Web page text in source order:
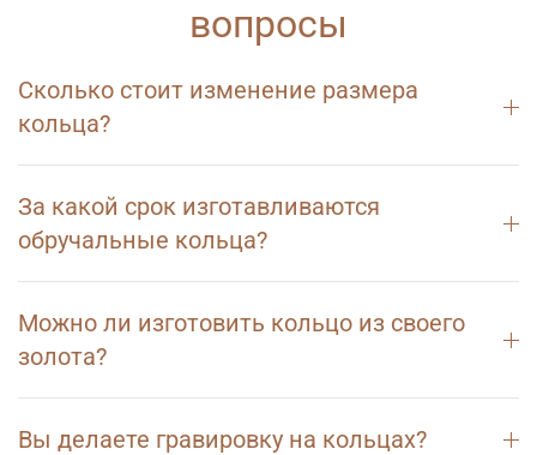
вопросы
Сколько стоит изменение размера
кольца?
За какой срок изготавливаются
обручальные кольца?
Можно ли изготовить кольцо из своего
золота?
Вы делаете гравировку на кольцах?